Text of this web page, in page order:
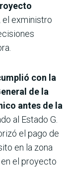
el exmi­nistro
con la
de la
antes de la
al Estado G.
el pago de
en la zona
el proyecto